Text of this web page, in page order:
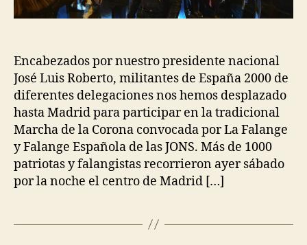
Encabezados por nuestro presidente nacional
José Luis Roberto, militantes de España 2000 de
diferentes delegaciones nos hemos desplazado
hasta Madrid para participar en la tradicional
Marcha de la Corona convocada por La Falange
y Falange Española de las JONS. Más de 1000
patriotas y falangistas recorrieron ayer sábado
por la noche el centro de Madrid […]